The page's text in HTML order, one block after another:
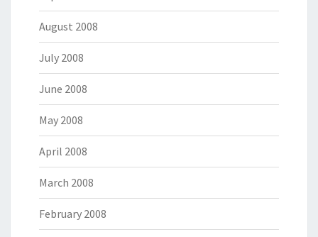
August 2008
July 2008
June 2008
May 2008
April 2008
March 2008
February 2008